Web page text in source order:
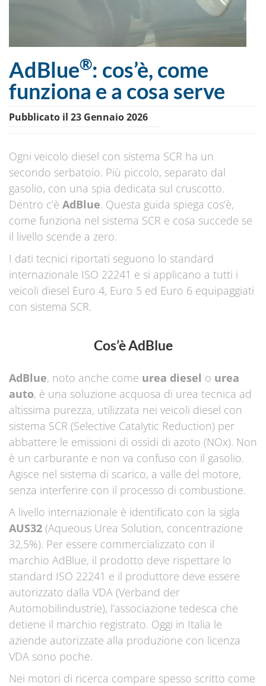
AdBlue®: cos’è, come
funziona e a cosa serve
Pubblicato il 23 Gennaio 2026
Ogni veicolo diesel con sistema SCR ha un
secondo serbatoio. Più piccolo, separato dal
gasolio, con una spia dedicata sul cruscotto.
Dentro c’è AdBlue. Questa guida spiega cos’è,
come funziona nel sistema SCR e cosa succede se
il livello scende a zero.
I dati tecnici riportati seguono lo standard
internazionale ISO 22241 e si applicano a tutti i
veicoli diesel Euro 4, Euro 5 ed Euro 6 equipaggiati
con sistema SCR.
Cos’è AdBlue
AdBlue, noto anche come urea diesel o urea
auto, è una soluzione acquosa di urea tecnica ad
altissima purezza, utilizzata nei veicoli diesel con
sistema SCR (Selective Catalytic Reduction) per
abbattere le emissioni di ossidi di azoto (NOx). Non
è un carburante e non va confuso con il gasolio.
Agisce nel sistema di scarico, a valle del motore,
senza interferire con il processo di combustione.
A livello internazionale è identificato con la sigla
AUS32 (Aqueous Urea Solution, concentrazione
32,5%). Per essere commercializzato con il
marchio AdBlue, il prodotto deve rispettare lo
standard ISO 22241 e il produttore deve essere
autorizzato dalla VDA (Verband der
Automobilindustrie), l’associazione tedesca che
detiene il marchio registrato. Oggi in Italia le
aziende autorizzate alla produzione con licenza
VDA sono poche.
Nei motori di ricerca compare spesso scritto come